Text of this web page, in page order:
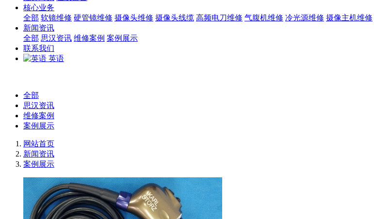
核心业务
全部 软镜维修 硬管镜维修 摄像头维修 摄像头线缆 高频电刀维修 气腹机维修 冷光源维修 摄像主机维修
新闻资讯
全部 思汉资讯 维修案例 案例展示
联系我们
英语
全部
思汉资讯
维修案例
案例展示
网站首页
新闻资讯
案例展示